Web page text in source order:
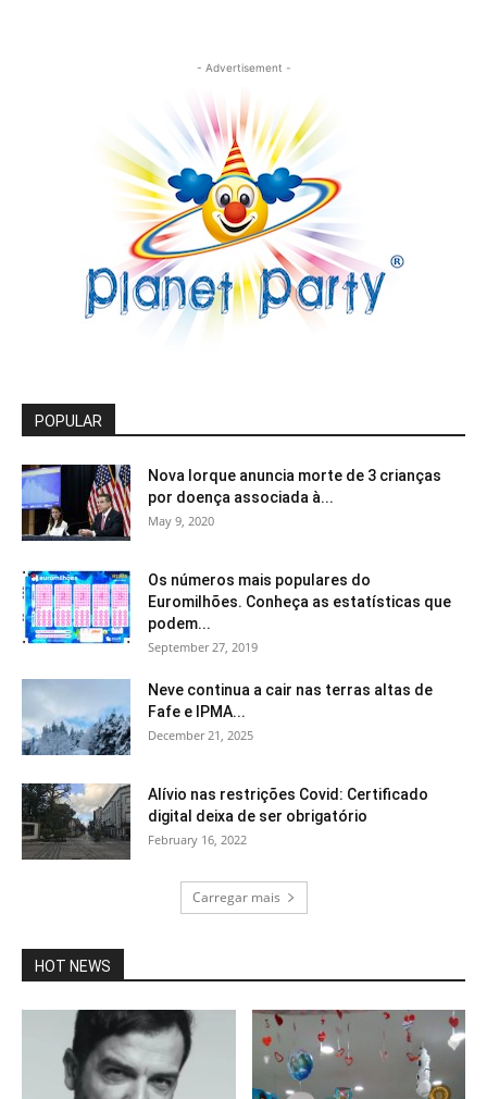
- Advertisement -
POPULAR
Nova Iorque anuncia morte de 3 crianças
por doença associada à...
May 9, 2020
Os números mais populares do
Euromilhões. Conheça as estatísticas que
podem...
September 27, 2019
Neve continua a cair nas terras altas de
Fafe e IPMA...
December 21, 2025
Alívio nas restrições Covid: Certificado
digital deixa de ser obrigatório
February 16, 2022
Carregar mais
HOT NEWS